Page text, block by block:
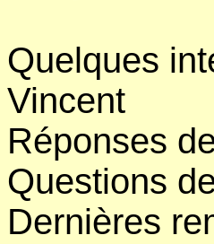
Quelques
Vincent
Réponses
Questions
Dernières